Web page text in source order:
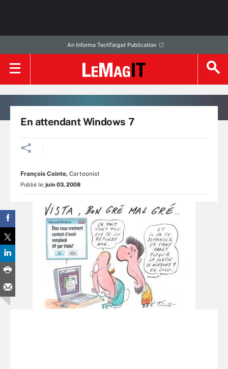
An Informa TechTarget Publication
En attendant Windows 7
François Cointe, Cartoonist
Publié le: juin 03, 2008